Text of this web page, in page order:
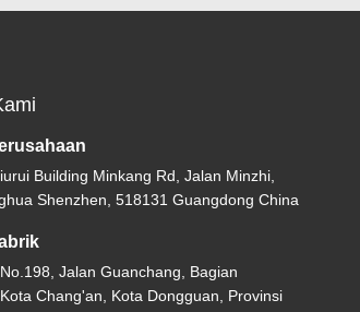
Building Minkang Rd, Jalan Minzhi,
Shenzhen, 518131 Guangdong China
Jalan Guanchang, Bagian
Chang'an, Kota Dongguan, Provinsi